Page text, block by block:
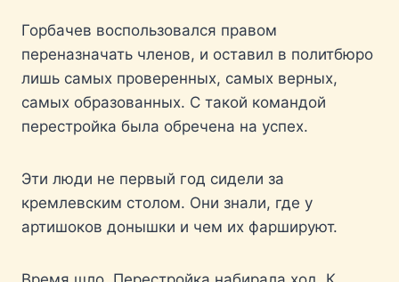
Горбачев воспользовался правом
переназначать членов, и оставил в политбюро
лишь самых проверенных, самых верных,
самых образованных. С такой командой
перестройка была обречена на успех.
Эти люди не первый год сидели за
кремлевским столом. Они знали, где у
артишоков донышки и чем их фаршируют.